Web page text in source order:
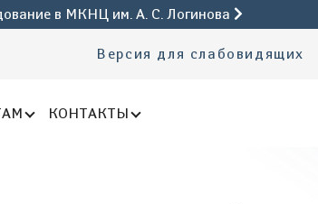
в МКНЦ им. А. С. Логинова
Версия для слабовидящих
КОНТАКТЫ